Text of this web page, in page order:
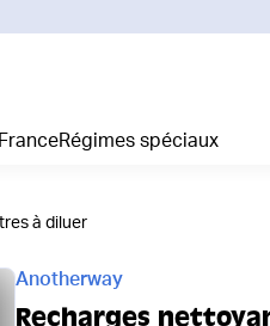
France Régimes spéciaux
à diluer
Anotherway
Recharges